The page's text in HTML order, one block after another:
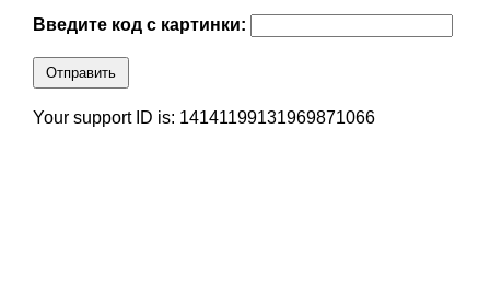
Введите код с картинки:
Отправить
Your support ID is: 14141199131969871066